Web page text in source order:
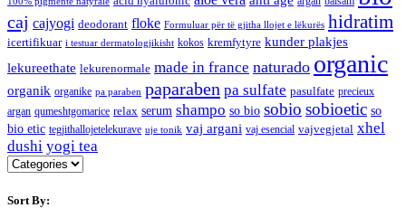
caj cajyogi deodorant floke Formuluar për të gjitha llojet e lëkurës hidratim
icertifikuar i testuar dermatologjikisht kokos kremfytyre kunder plakjes
lekureethate lekurenormale made in france naturado organic
organik organike pa paraben paparaben pa sulfate pasulfate precieux
argan qumeshtgomarice relax serum shampo so bio sobio sobioetic so
bio etic tegjithallojetelekurave uje tonik vaj argani vaj esencial vajvegjetal xhel
dushi yogi tea
Sort By: